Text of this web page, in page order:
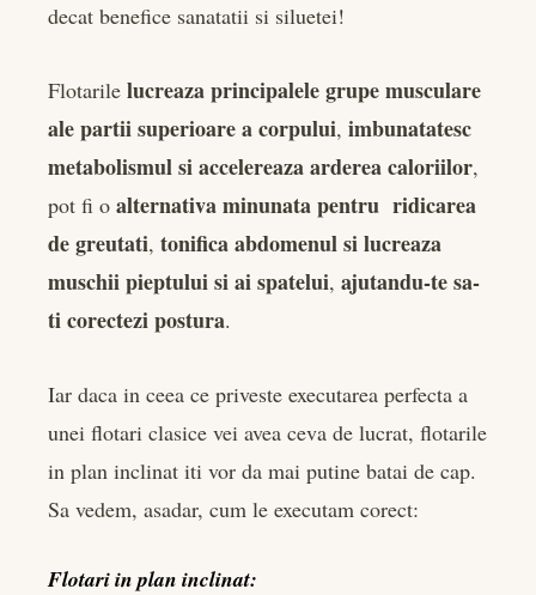
decat benefice sanatatii si siluetei!
Flotarile lucreaza principalele grupe musculare
ale partii superioare a corpului, imbunatatesc
metabolismul si accelereaza arderea caloriilor,
pot fi o alternativa minunata pentru ridicarea
de greutati, tonifica abdomenul si lucreaza
muschii pieptului si ai spatelui, ajutandu-te sa-
ti corectezi postura.
Iar daca in ceea ce priveste executarea perfecta a
unei flotari clasice vei avea ceva de lucrat, flotarile
in plan inclinat iti vor da mai putine batai de cap.
Sa vedem, asadar, cum le executam corect:
Flotari in plan inclinat: